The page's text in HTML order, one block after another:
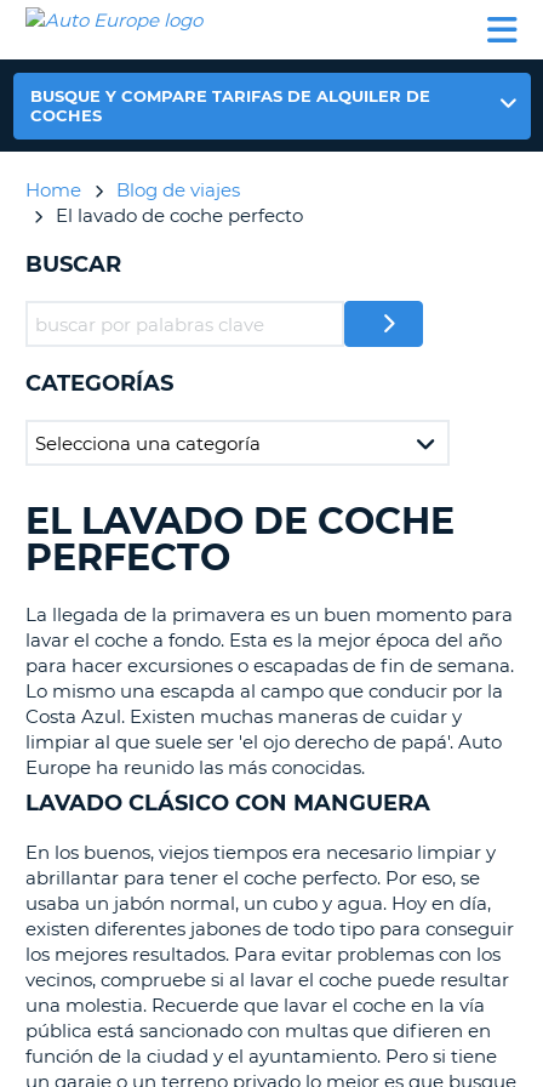
ALQUILER
COCHES
ALQUILER DE
AUTOCARAVANAS
AUTO
EUROPE
ALQUILER
COCHES
ALQUILER
DE
COLABORADORES
MI
ESPAÑA
BUSQUE Y COMPARE TARIFAS DE ALQUILER DE
COCHES
Home
Blog de viajes
El lavado de coche perfecto
BUSCAR
CATEGORÍAS
BUSCANDO......
EL LAVADO DE COCHE
PERFECTO
La llegada de la primavera es un buen momento para
lavar el coche a fondo. Esta es la mejor época del año
para hacer excursiones o escapadas de fin de semana.
Lo mismo una escapda al campo que conducir por la
Costa Azul. Existen muchas maneras de cuidar y
limpiar al que suele ser 'el ojo derecho de papá'. Auto
Europe ha reunido las más conocidas.
LAVADO CLÁSICO CON MANGUERA
En los buenos, viejos tiempos era necesario limpiar y
abrillantar para tener el coche perfecto. Por eso, se
usaba un jabón normal, un cubo y agua. Hoy en día,
existen diferentes jabones de todo tipo para conseguir
los mejores resultados. Para evitar problemas con los
vecinos, compruebe si al lavar el coche puede resultar
una molestia. Recuerde que lavar el coche en la vía
pública está sancionado con multas que difieren en
función de la ciudad y el ayuntamiento. Pero si tiene
un garaje o un terreno privado lo mejor es que busque